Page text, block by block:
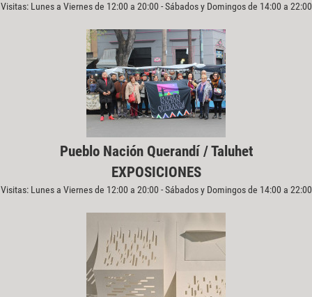
Visitas: Lunes a Viernes de 12:00 a 20:00 - Sábados y Domingos de 14:00 a 22:00
Pueblo Nación Querandí / Taluhet
EXPOSICIONES
Visitas: Lunes a Viernes de 12:00 a 20:00 - Sábados y Domingos de 14:00 a 22:00